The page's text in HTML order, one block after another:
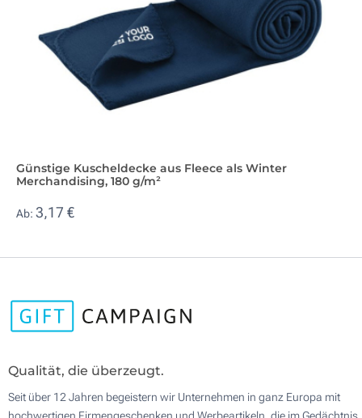
Günstige Kuscheldecke aus Fleece als Winter
Merchandising, 180 g/m²
Ab: 3,17 €
Qualität, die überzeugt.
Seit über 12 Jahren begeistern wir Unternehmen in ganz Europa mit